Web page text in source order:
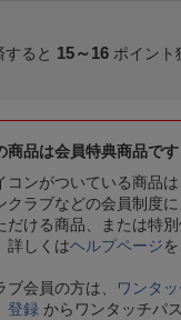
ると 15～16 ポイント
商品は会員特典商品です
コンがついている商品
クラブなどの会員制度
だける商品、または特
詳しくはヘルプページ
会員の方は、
ワンタ
登録 からワンタッチパ